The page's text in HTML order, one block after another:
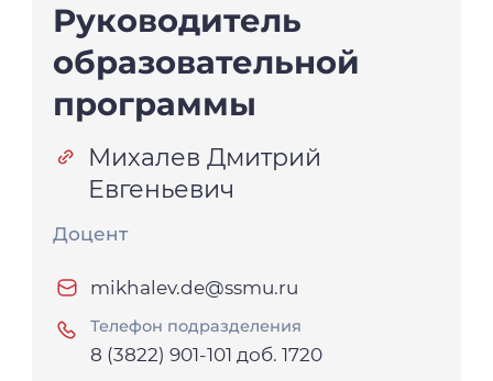
Руководитель
образовательной
программы
Михалев Дмитрий
Евгеньевич
Доцент
mikhalev.de@ssmu.ru
Телефон подразделения
8 (3822) 901-101 доб. 1720